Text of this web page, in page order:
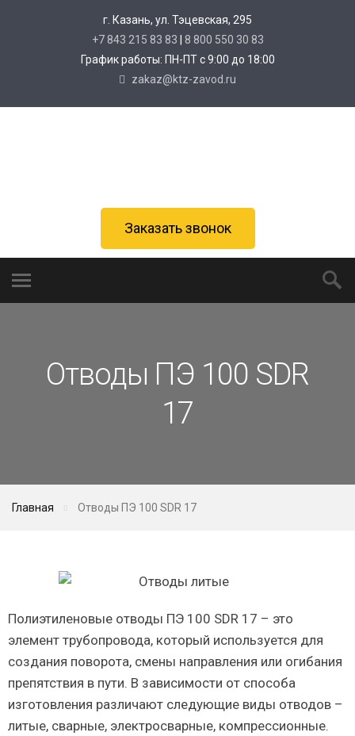
г. Казань, ул. Тэцевская, 295
+7 843 215 83 83
8 800 550 30 83
График работы: ПН-ПТ с 9:00 до 18:00
zakaz@ktz-zavod.ru
Заказать звонок
Отводы ПЭ 100 SDR
17
Главная Отводы ПЭ 100 SDR 17
Полиэтиленовые отводы ПЭ 100 SDR 17 – это
элемент трубопровода, который используется для
создания поворота, смены направления или огибания
препятствия в пути. В зависимости от способа
изготовления различают следующие виды отводов –
литые, сварные, электросварные, компрессионные.